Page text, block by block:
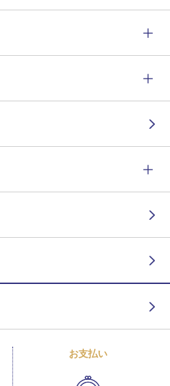
お支払い